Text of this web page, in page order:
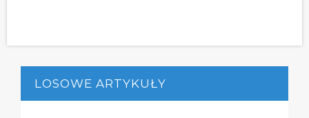
LOSOWE ARTYKUŁY